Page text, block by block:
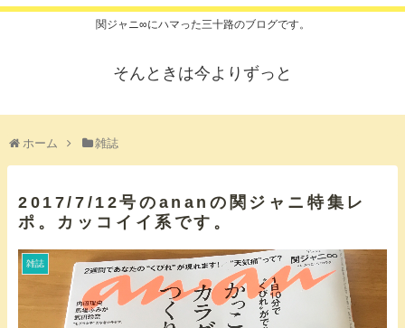
関ジャニ∞にハマった三十路のブログです。
そんときは今よりずっと
ホーム 雑誌
2017/7/12号のananの関ジャニ特集レ
ポ。カッコイイ系です。
雑誌